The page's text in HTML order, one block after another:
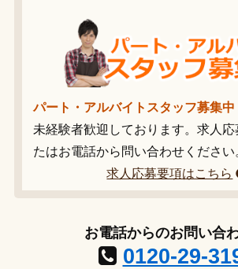
パート・アルバイトスタッフ募集中
未経験者歓迎しております。求人応
たはお電話から問い合わせください
求人応募要項はこちら
お電話からのお問い合
0120-29-